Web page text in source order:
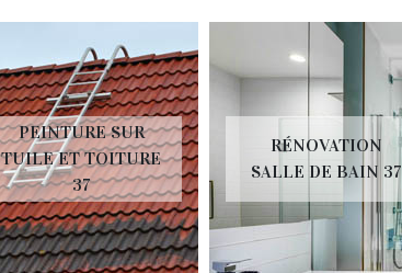
PEINTURE SUR
TUILE ET TOITURE
37
RÉNOVATION
SALLE DE BAIN 37